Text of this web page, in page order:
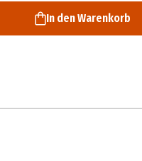
In den Warenkorb